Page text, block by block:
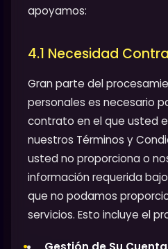
apoyamos:
4.1 Necesidad
Gran parte del
personales es necesario
contrato en el que usted
nuestros Términos y
usted no proporciona o
información requerida
que no podamos
servicios. Esto incluye el